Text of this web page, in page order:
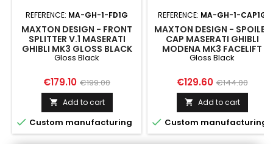
REFERENCE: MA-GH-1-FD1G
MAXTON DESIGN - FRONT
SPLITTER V.1 MASERATI
GHIBLI MK3 GLOSS BLACK
Gloss Black
Price
€179.10 Regular
price
€199.00
 Add to cart
 Custom manufacturing
REFERENCE: MA-GH-1-CAP1G
MAXTON DESIGN - SPOILER
CAP MASERATI GHIBLI
MODENA MK3 FACELIFT
Gloss Black
Price
€129.60 Regular
price
€144.00
 Add to cart
 Custom manufacturing